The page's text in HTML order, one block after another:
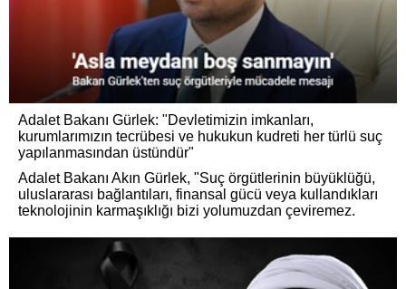
Adalet Bakanı Gürlek: "Devletimizin imkanları,
kurumlarımızın tecrübesi ve hukukun kudreti her türlü suç
yapılanmasından üstündür"
Adalet Bakanı Akın Gürlek, "Suç örgütlerinin büyüklüğü,
uluslararası bağlantıları, finansal gücü veya kullandıkları
teknolojinin karmaşıklığı bizi yolumuzdan çeviremez.